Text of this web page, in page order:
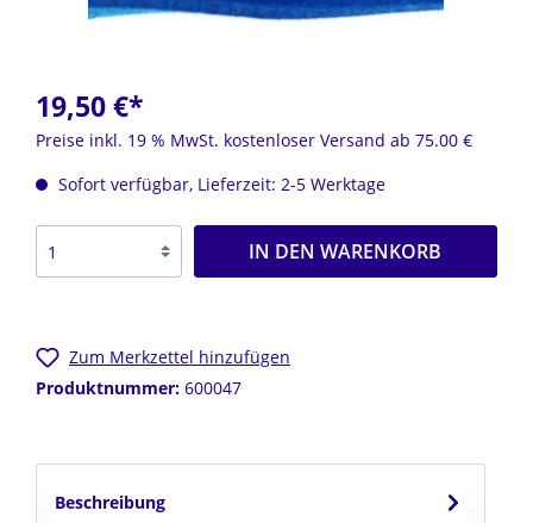
19,50 €*
Preise inkl. 19 % MwSt. kostenloser Versand ab 75.00 €
Sofort verfügbar, Lieferzeit: 2-5 Werktage
IN DEN WARENKORB
Zum Merkzettel hinzufügen
Produktnummer: 600047
Beschreibung